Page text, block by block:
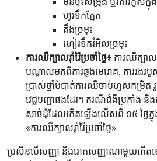
ហូរទឹកភ្នែក
តឹងច្រមុះ
ហៀរទឹករំអិលច្រមុះ
ការឈឺក្បាលរ៉ាំរ៉ៃប្រចាំថ្ងៃ៖ ការឈឺក្បាល
បណ្តាលមកពីការឆ្លងមេរោគ, ការរងរបួ
ប្រាស់ថ្នាំបំបាត់ការឈឺចាប់ហួសកម្រិត
វេជ្ជបញ្ជាផងដែរ។ ករណីជំងឺប្រកាំង
សាច់ដុំដែលកើតឡើងលើសពី ១៥ ថ្ងៃក្
«ការឈឺក្បាលរ៉ាំរ៉ៃប្រចាំថ្ងៃ»
ប្រសិនបើសញ្ញា និងរោគសញ្ញាណាមួយកើតឡ